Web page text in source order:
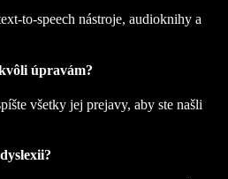
to-speech nástroje, audioknihy a
úpravám?
všetky jej prejavy, aby ste našli